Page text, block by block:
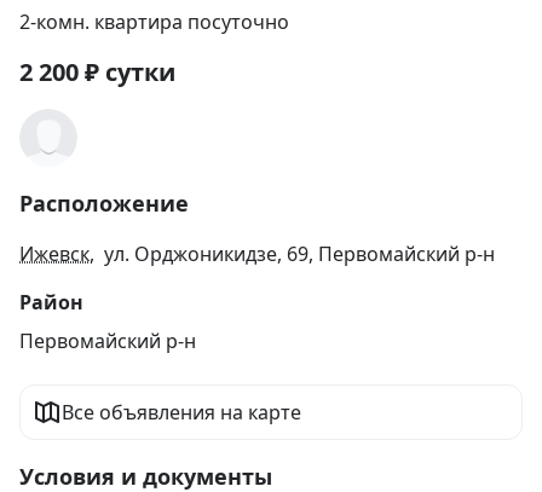
7
2-комн. квартира посуточно
2 200₽ сутки
Расположение
Ижевск, ул. Орджоникидзе, 69, Первомайский р-н
Район
Первомайский р-н
Все объявления на карте
Условия и документы